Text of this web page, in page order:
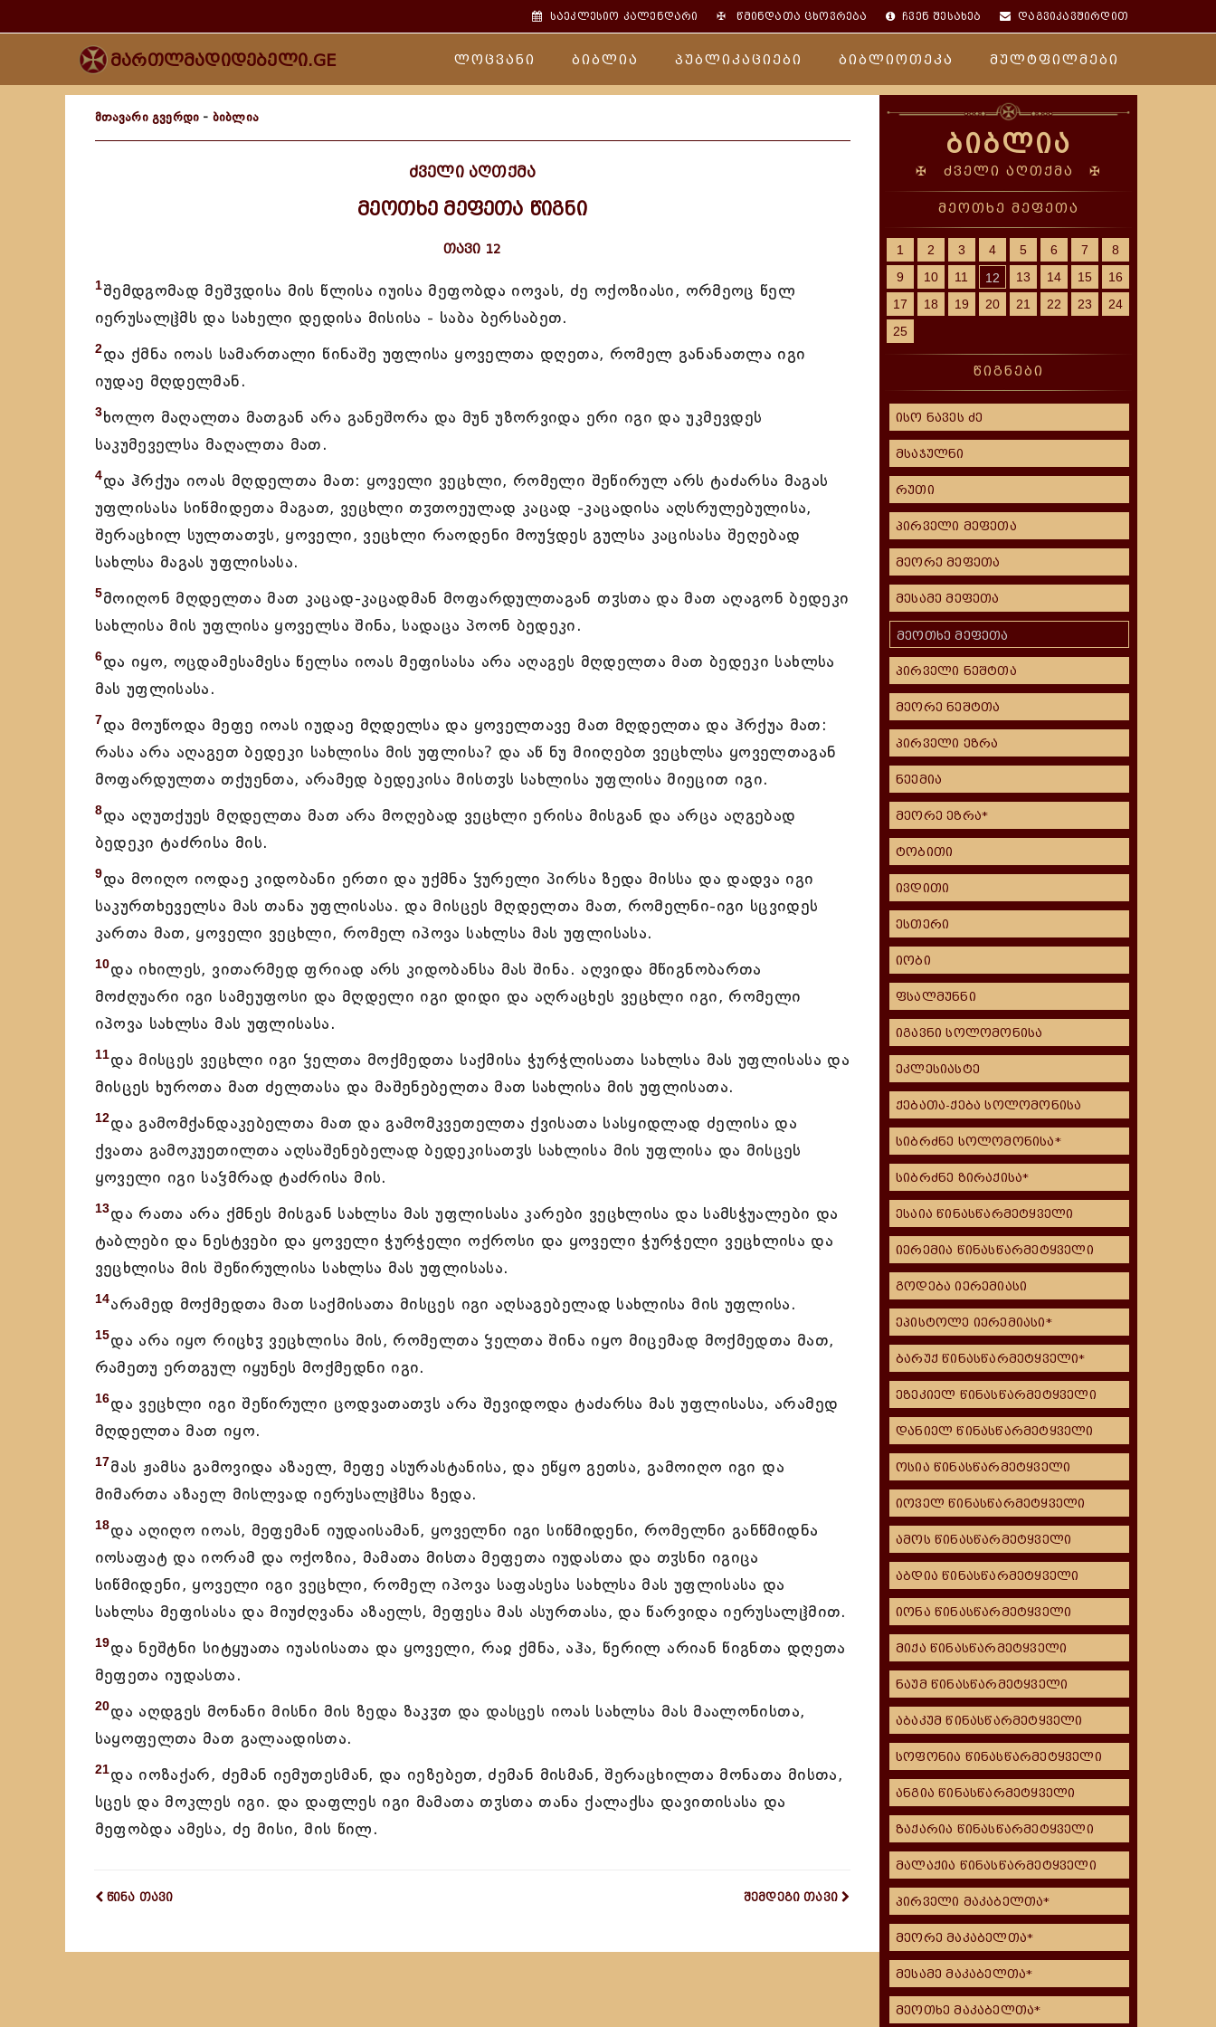
საეკლესიო კალენდარი ✠წმინდათა ცხოვრება ჩვენ შესახებ დაგვიკავშირდით
მართლმადიდებელი.GE ლოცვანი ბიბლია პუბლიკაციები ბიბლიოთეკა მულტფილმები
მთავარი გვერდი - ბიბლია
ძველი აღთქმა
მეოთხე მეფეთა წიგნი
თავი 12
1შემდგომად მეშჳდისა მის წლისა იუისა მეფობდა იოვას, ძე ოქოზიასი, ორმეოც წელ
იერუსალჱმს და სახელი დედისა მისისა - საბა ბერსაბეთ.
2და ქმნა იოას სამართალი წინაშე უფლისა ყოველთა დღეთა, რომელ განანათლა იგი
იუდაე მღდელმან.
3ხოლო მაღალთა მათგან არა განეშორა და მუნ უზორვიდა ერი იგი და უკმევდეს
საკუმეველსა მაღალთა მათ.
4და ჰრქუა იოას მღდელთა მათ: ყოველი ვეცხლი, რომელი შეწირულ არს ტაძარსა მაგას
უფლისასა სიწმიდეთა მაგათ, ვეცხლი თჳთოეულად კაცად -კაცადისა აღსრულებულისა,
შერაცხილ სულთათჳს, ყოველი, ვეცხლი რაოდენი მოუჴდეს გულსა კაცისასა შეღებად
სახლსა მაგას უფლისასა.
5მოიღონ მღდელთა მათ კაცად-კაცადმან მოფარდულთაგან თჳსთა და მათ აღაგონ ბედეკი
სახლისა მის უფლისა ყოველსა შინა, სადაცა პოონ ბედეკი.
6და იყო, ოცდამესამესა წელსა იოას მეფისასა არა აღაგეს მღდელთა მათ ბედეკი სახლსა
მას უფლისასა.
7და მოუწოდა მეფე იოას იუდაე მღდელსა და ყოველთავე მათ მღდელთა და ჰრქუა მათ:
რასა არა აღაგეთ ბედეკი სახლისა მის უფლისა? და აწ ნუ მიიღებთ ვეცხლსა ყოველთაგან
მოფარდულთა თქუენთა, არამედ ბედეკისა მისთჳს სახლისა უფლისა მიეცით იგი.
8და აღუთქუეს მღდელთა მათ არა მოღებად ვეცხლი ერისა მისგან და არცა აღგებად
ბედეკი ტაძრისა მის.
9და მოიღო იოდაე კიდობანი ერთი და უქმნა ჴურელი პირსა ზედა მისსა და დადვა იგი
საკურთხეველსა მას თანა უფლისასა. და მისცეს მღდელთა მათ, რომელნი-იგი სცვიდეს
კართა მათ, ყოველი ვეცხლი, რომელ იპოვა სახლსა მას უფლისასა.
10და იხილეს, ვითარმედ ფრიად არს კიდობანსა მას შინა. აღვიდა მწიგნობართა
მოძღუარი იგი სამეუფოსი და მღდელი იგი დიდი და აღრაცხეს ვეცხლი იგი, რომელი
იპოვა სახლსა მას უფლისასა.
11და მისცეს ვეცხლი იგი ჴელთა მოქმედთა საქმისა ჭურჭლისათა სახლსა მას უფლისასა და
მისცეს ხუროთა მათ ძელთასა და მაშენებელთა მათ სახლისა მის უფლისათა.
12და გამომქანდაკებელთა მათ და გამომკვეთელთა ქვისათა სასყიდლად ძელისა და
ქვათა გამოკუეთილთა აღსაშენებელად ბედეკისათჳს სახლისა მის უფლისა და მისცეს
ყოველი იგი საჴმრად ტაძრისა მის.
13და რათა არა ქმნეს მისგან სახლსა მას უფლისასა კარები ვეცხლისა და სამსჭუალები და
ტაბლები და ნესტვები და ყოველი ჭურჭელი ოქროსი და ყოველი ჭურჭელი ვეცხლისა და
ვეცხლისა მის შეწირულისა სახლსა მას უფლისასა.
14არამედ მოქმედთა მათ საქმისათა მისცეს იგი აღსაგებელად სახლისა მის უფლისა.
15და არა იყო რიცხჳ ვეცხლისა მის, რომელთა ჴელთა შინა იყო მიცემად მოქმედთა მათ,
რამეთუ ერთგულ იყუნეს მოქმედნი იგი.
16და ვეცხლი იგი შეწირული ცოდვათათჳს არა შევიდოდა ტაძარსა მას უფლისასა, არამედ
მღდელთა მათ იყო.
17მას ჟამსა გამოვიდა აზაელ, მეფე ასურასტანისა, და ეწყო გეთსა, გამოიღო იგი და
მიმართა აზაელ მისლვად იერუსალჱმსა ზედა.
18და აღიღო იოას, მეფემან იუდაისამან, ყოველნი იგი სიწმიდენი, რომელნი განწმიდნა
იოსაფატ და იორამ და ოქოზია, მამათა მისთა მეფეთა იუდასთა და თჳსნი იგიცა
სიწმიდენი, ყოველი იგი ვეცხლი, რომელ იპოვა საფასესა სახლსა მას უფლისასა და
სახლსა მეფისასა და მიუძღვანა აზაელს, მეფესა მას ასურთასა, და წარვიდა იერუსალჱმით.
19და ნეშტნი სიტყუათა იუასისათა და ყოველი, რაჲ ქმნა, აჰა, წერილ არიან წიგნთა დღეთა
მეფეთა იუდასთა.
20და აღდგეს მონანი მისნი მის ზედა ზაკჳთ და დასცეს იოას სახლსა მას მაალონისთა,
საყოფელთა მათ გალაადისთა.
21და იოზაქარ, ძემან იემუთესმან, და იეზებეთ, ძემან მისმან, შერაცხილთა მონათა მისთა,
სცეს და მოკლეს იგი. და დაფლეს იგი მამათა თჳსთა თანა ქალაქსა დავითისასა და
მეფობდა ამესა, ძე მისი, მის წილ.
წინა თავი შემდეგი თავი
ბიბლია
✠ ძველი აღთქმა ✠
მეოთხე მეფეთა
1 2 3 4 5 6 7
8
9
10 11 12 13 14 15
16
17
18 19 20 21 22 23
24
25
წიგნები
ისო ნავეს ძე
მსაჯულნი
რუთი
პირველი მეფეთა
მეორე მეფეთა
მესამე მეფეთა
მეოთხე მეფეთა
პირველი ნეშტთა
მეორე ნეშტთა
პირველი ეზრა
ნეემია
მეორე ეზრა*
ტობითი
ივდითი
ესთერი
იობი
ფსალმუნნი
იგავნი სოლომონისა
ეკლესიასტე
ქებათა-ქება სოლომონისა
სიბრძნე სოლომონისა*
სიბრძნე ზირაქისა*
ესაია წინასწარმეტყველი
იერემია წინასწარმეტყველი
გოდება იერემიასი
ეპისტოლე იერემიასი*
ბარუქ წინასწარმეტყველი*
ეზეკიელ წინასწარმეტყველი
დანიელ წინასწარმეტყველი
ოსია წინასწარმეტყველი
იოველ წინასწარმეტყველი
ამოს წინასწარმეტყველი
აბდია წინასწარმეტყველი
იონა წინასწარმეტყველი
მიქა წინასწარმეტყველი
ნაუმ წინასწარმეტყველი
აბაკუმ წინასწარმეტყველი
სოფონია წინასწარმეტყველი
ანგია წინასწარმეტყველი
ზაქარია წინასწარმეტყველი
მალაქია წინასწარმეტყველი
პირველი მაკაბელთა*
მეორე მაკაბელთა*
მესამე მაკაბელთა*
მეოთხე მაკაბელთა*